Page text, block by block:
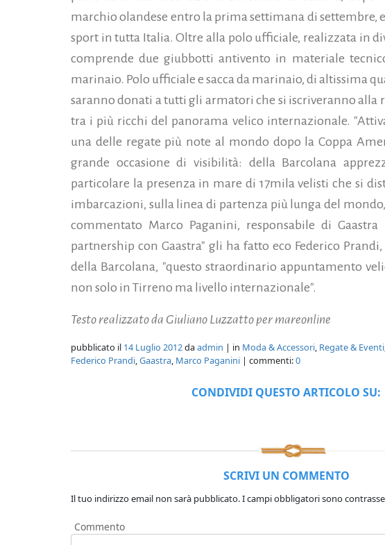
marchio olandese entro la prima settimana di settembre,
sport in tutta Italia. Oltre alla polo ufficiale, realizzata in
comprende due giubbotti antivento in materiale
marinaio. Polo ufficiale e sacca da marinaio, di altissima
saranno donati a tutti gli armatori che si iscriveranno alla
tra i più ricchi del panorama velico internazionale.
una delle regate più note al mondo dopo la Coppa
grande occasione di visibilità: della Barcolana
particolare la presenza in mare di 17mila velisti che si
imbarcazioni, sulla linea di partenza più lunga del
commentato Marco Paganini, responsabile di
partnership con Gaastra" gli ha fatto eco Federico
della Barcolana, "questo straordinario appuntamento
non solo in Tirreno ma livello internazionale".
Testo realizzato da Giuliano Luzzatto per mareonline
pubblicato il 14 Luglio 2012daadmin | in Moda & Accessori, Regate & Eventi
Federico Prandi,Gaastra, Marco Paganini | commenti:0
CONDIVIDI QUESTO ARTICOLO SU:
SCRIVI UN COMMENTO
Il tuo indirizzo email non sarà pubblicato.I campi obbligatori sono
Commento